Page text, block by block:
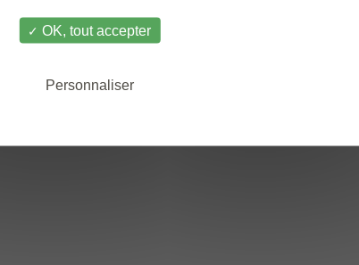
OK, tout accepter
Personnaliser